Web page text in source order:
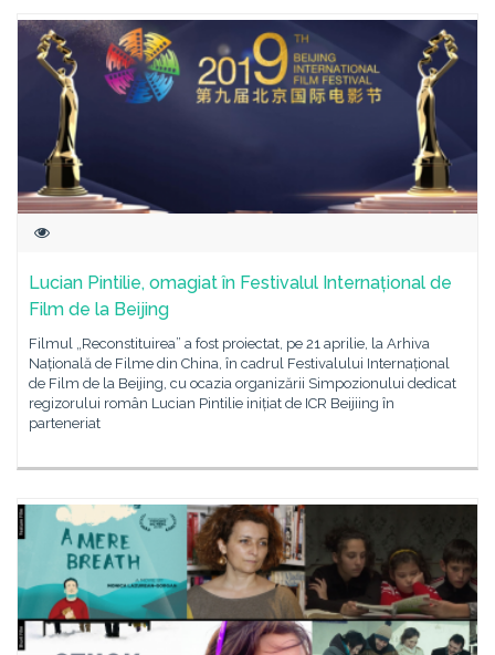
Lucian Pintilie, omagiat în Festivalul Internațional de
Film de la Beijing
Filmul „Reconstituirea” a fost proiectat, pe 21 aprilie, la Arhiva
Națională de Filme din China, în cadrul Festivalului Internațional
de Film de la Beijing, cu ocazia organizării Simpozionului dedicat
regizorului român Lucian Pintilie inițiat de ICR Beijiing în
parteneriat